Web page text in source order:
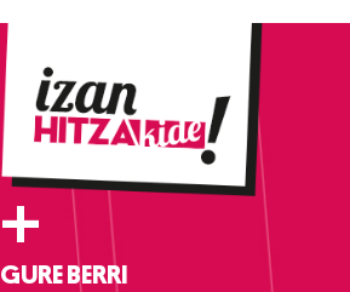
+
GURE BERRI